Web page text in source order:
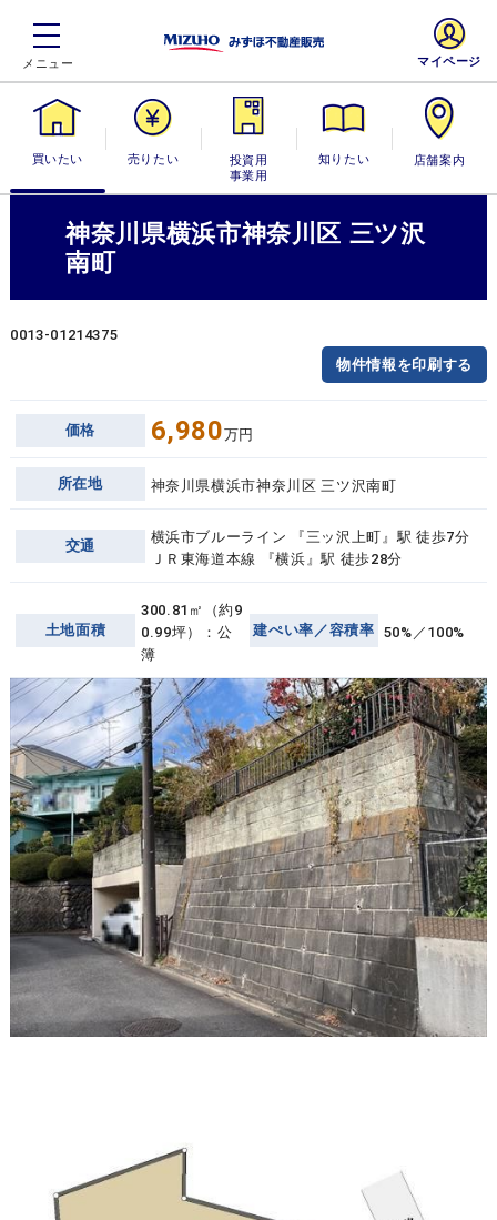
買いたい 売りたい
投資用・事業
用
知りたい 店舗案内
マイページ
神奈川県横浜市神奈川区 三ツ沢
南町
0013-01214375
物件情報を印刷する
価格 6,980万円
所在地 神奈川県横浜市神奈川区 三ツ沢南町
交通
横浜市ブルーライン 『三ッ沢上町』駅 徒歩7分
ＪＲ東海道本線 『横浜』駅 徒歩28分
土地面積
300.81㎡（約9
0.99坪）：公
簿
建ぺい率／容積率 50%／100%